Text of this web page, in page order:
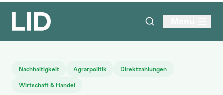
Nachhaltigkeit Agrarpolitik Direktzahlungen
Wirtschaft & Handel